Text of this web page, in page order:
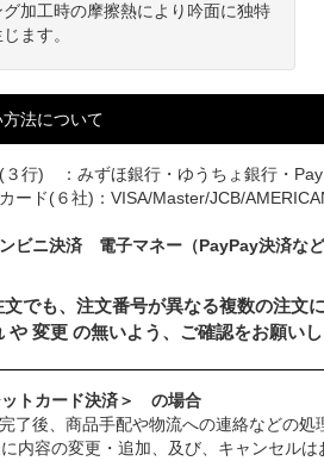
加工時の摩擦熱により吟面に独特
ます。
法について
行) ：みずほ銀行・ゆうちょ銀行・
ード(６社)：VISA/Master/JCB/
ビニ決済 電子マネー（PayPay決済など
文でも、注文番号が異なる複数の注文
や 変更 の無いよう、ご確認をお願いし
ットカード決済＞ の場合
了後、商品手配や物流への連絡などの処
内容の変更・追加、及び、キャンセルは